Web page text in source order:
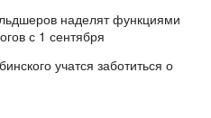
наделят функциями
с 1 сентября
учатся заботиться о